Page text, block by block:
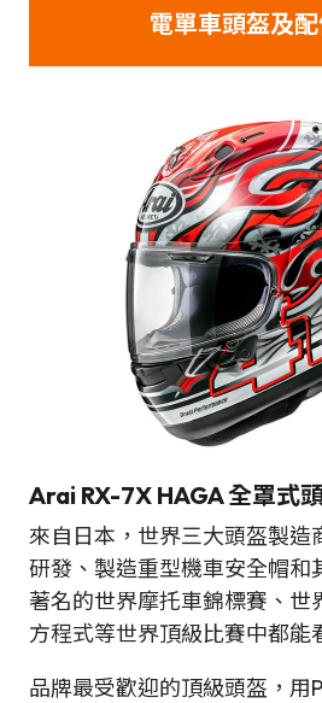
電單車頭盔及
Arai RX-7X HAGA 全罩式
來自日本，世界三大頭盔製造
研發、製造重型機車安全帽和
著名的世界摩托車錦標賽、世
方程式等世界頂級比賽中都能
品牌最受歡迎的頂級頭盔，用